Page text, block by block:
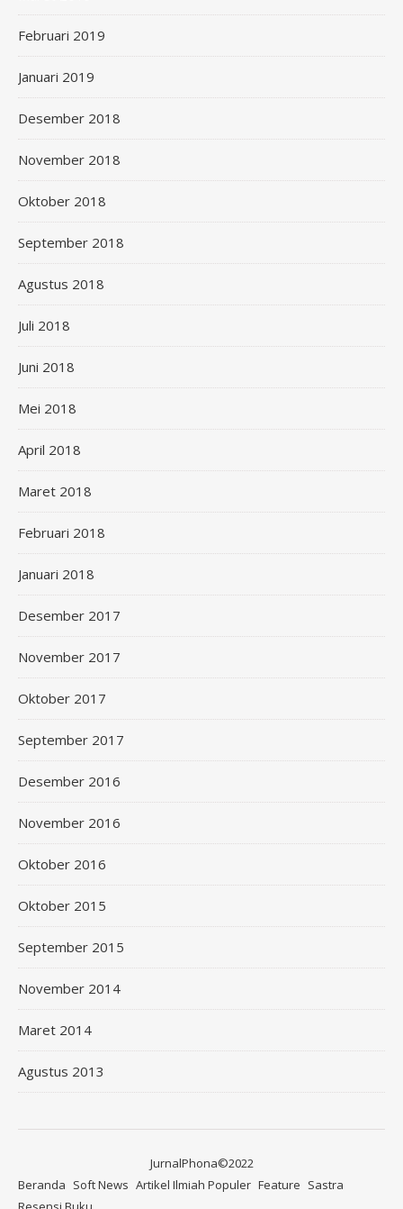
Februari 2019
Januari 2019
Desember 2018
November 2018
Oktober 2018
September 2018
Agustus 2018
Juli 2018
Juni 2018
Mei 2018
April 2018
Maret 2018
Februari 2018
Januari 2018
Desember 2017
November 2017
Oktober 2017
September 2017
Desember 2016
November 2016
Oktober 2016
Oktober 2015
September 2015
November 2014
Maret 2014
Agustus 2013
JurnalPhona©2022
Beranda Soft News Artikel Ilmiah Populer Feature Sastra